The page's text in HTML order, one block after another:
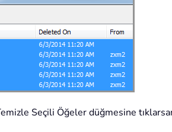
Seçili Öğeler düğmesine